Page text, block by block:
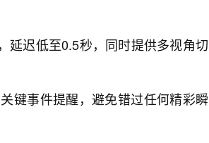
延迟低至0.5秒，同时提供多视角切
键事件提醒，避免错过任何精彩瞬